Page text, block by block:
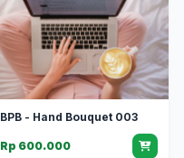
BPB - Hand Bouquet 003
Rp 600.000